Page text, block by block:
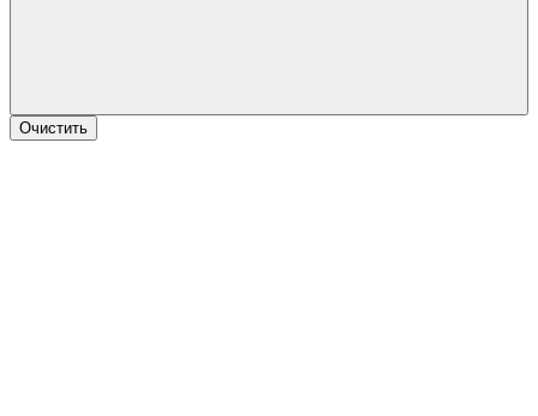
Очистить